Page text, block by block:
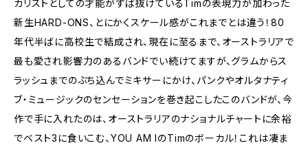
カリストとしての才能がずば抜けているTimの表現力が加わった
新生HARD-ONS、とにかくスケール感がこれまでとは違う！80
年代半ばに高校生で結成され、現在に至るまで、オーストラリアで
最も愛され影響力のあるバンドでい続けてますが、グラムからス
ラッシュまでのぶち込んでミキサーにかけ、パンクやオルタナティ
ブ・ミュージックのセンセーションを巻き起こしたこのバンドが、今
作で手に入れたのは、オーストラリアのナショナルチャートに余裕
でベスト3に食いこむ、YOU AM IのTimのボーカル！これは凄ま